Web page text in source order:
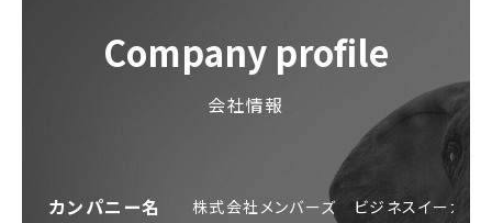
Company profile
会社情報
カンパニー名 株式会社メンバーズ ビジネスイーカン